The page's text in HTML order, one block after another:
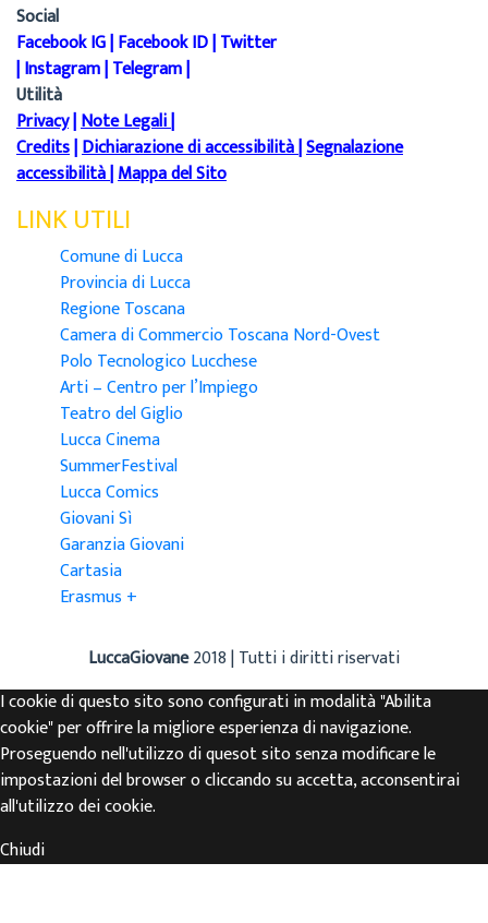
Social
Facebook IG|Facebook ID|Twitter
|Instagram|Telegram|
Utilità
Privacy|Note Legali|
Credits|Dichiarazione di accessibilità|Segnalazione
accessibilità|Mappa del Sito
LINK UTILI
Comune di Lucca
Provincia di Lucca
Regione Toscana
Camera di Commercio Toscana Nord-Ovest
Polo Tecnologico Lucchese
Arti – Centro per l’Impiego
Teatro del Giglio
Lucca Cinema
SummerFestival
Lucca Comics
Giovani Sì
Garanzia Giovani
Cartasia
Erasmus +
LuccaGiovane2018 | Tutti i diritti riservati
I cookie di questo sito sono configurati in modalità "Abilita
cookie" per offrire la migliore esperienza di navigazione.
Proseguendo nell'utilizzo di quesot sito senza modificare le
impostazioni del browser o cliccando su accetta, acconsentirai
all'utilizzo dei cookie.
Chiudi